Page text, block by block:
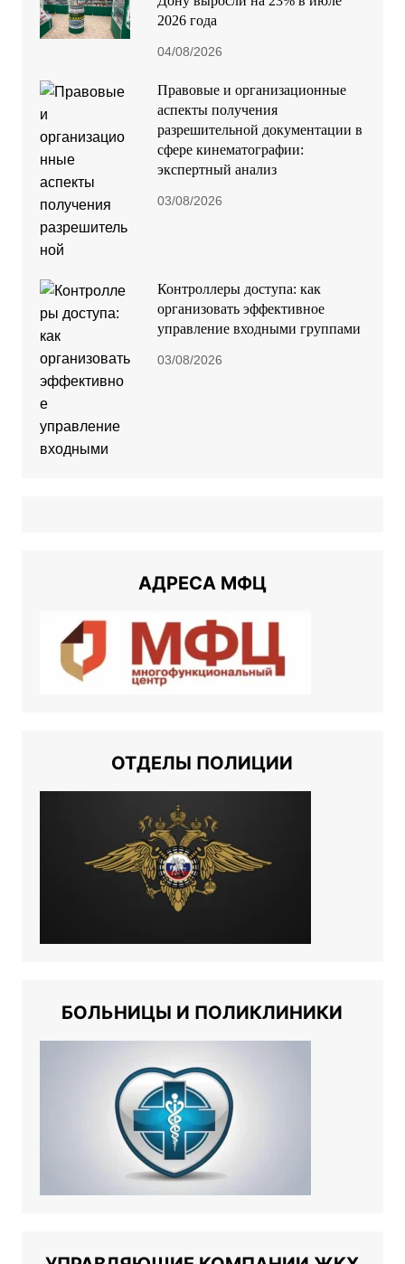
2026 года
04/08/2026
Правовые и организационные
аспекты получения
разрешительной документации в
сфере кинематографии:
экспертный анализ
03/08/2026
Контроллеры доступа: как
организовать эффективное
управление входными группами
03/08/2026
АДРЕСА МФЦ
ОТДЕЛЫ ПОЛИЦИИ
БОЛЬНИЦЫ И ПОЛИКЛИНИКИ